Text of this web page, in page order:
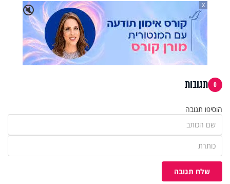
🔇
X
0 תגובות
הוסיפו תגובה
שלח תגובה